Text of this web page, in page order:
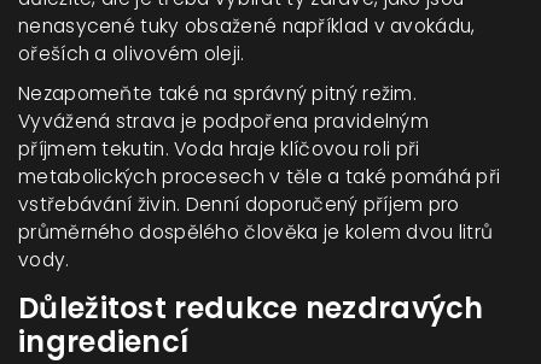
nenasycené tuky obsažené například v avokádu,
ořeších a olivovém oleji.
Nezapomeňte také na správný pitný režim.
Vyvážená strava je podpořena pravidelným
příjmem tekutin. Voda hraje klíčovou roli při
metabolických procesech v těle a také pomáhá při
vstřebávání živin. Denní doporučený příjem pro
průměrného dospělého člověka je kolem dvou litrů
vody.
Důležitost redukce nezdravých
ingrediencí